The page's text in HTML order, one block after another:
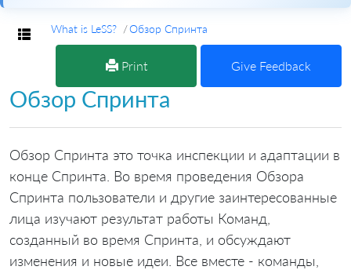
Toggle navigation
What is LeSS? Обзор Спринта
Print Give Feedback
Обзор Спринта
Обзор Спринта это точка инспекции и адаптации в
конце Спринта. Во время проведения Обзора
Спринта пользователи и другие заинтересованные
лица изучают результат работы Команд,
созданный во время Спринта, и обсуждают
изменения и новые идеи. Все вместе - команды,